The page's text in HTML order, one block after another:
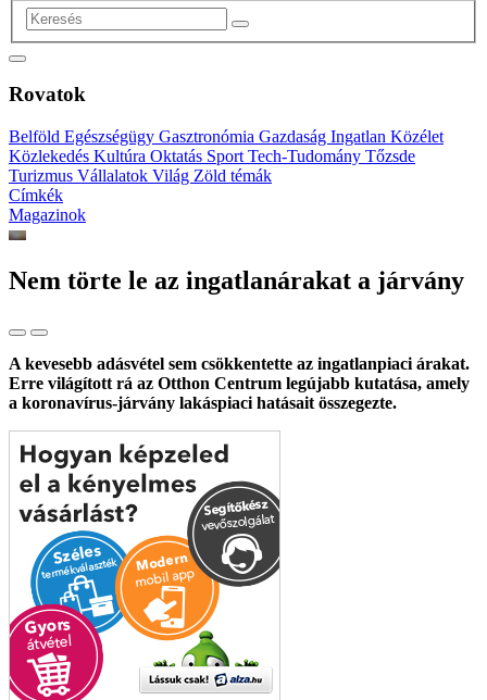
Rovatok
Belföld Egészségügy Gasztronómia Gazdaság Ingatlan Közélet
Közlekedés Kultúra Oktatás Sport Tech-Tudomány Tőzsde
Turizmus Vállalatok Világ Zöld témák
Címkék
Magazinok
Nem törte le az ingatlanárakat a járvány
A kevesebb adásvétel sem csökkentette az ingatlanpiaci árakat.
Erre világított rá az Otthon Centrum legújabb kutatása, amely
a koronavírus-járvány lakáspiaci hatásait összegezte.